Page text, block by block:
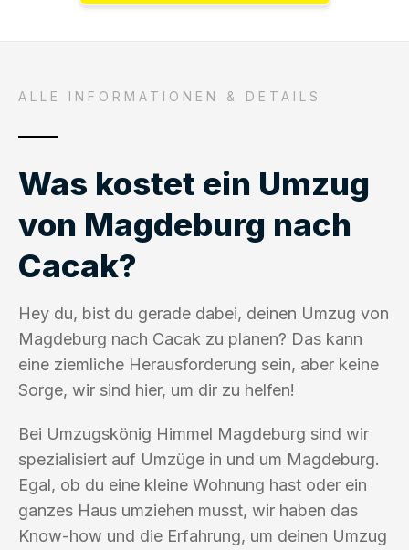
ALLE INFORMATIONEN & DETAILS
Was kostet ein Umzug
von Magdeburg nach
Cacak?
Hey du, bist du gerade dabei, deinen Umzug von
Magdeburg nach Cacak zu planen? Das kann
eine ziemliche Herausforderung sein, aber keine
Sorge, wir sind hier, um dir zu helfen!
Bei Umzugskönig Himmel Magdeburg sind wir
spezialisiert auf Umzüge in und um Magdeburg.
Egal, ob du eine kleine Wohnung hast oder ein
ganzes Haus umziehen musst, wir haben das
Know-how und die Erfahrung, um deinen Umzug